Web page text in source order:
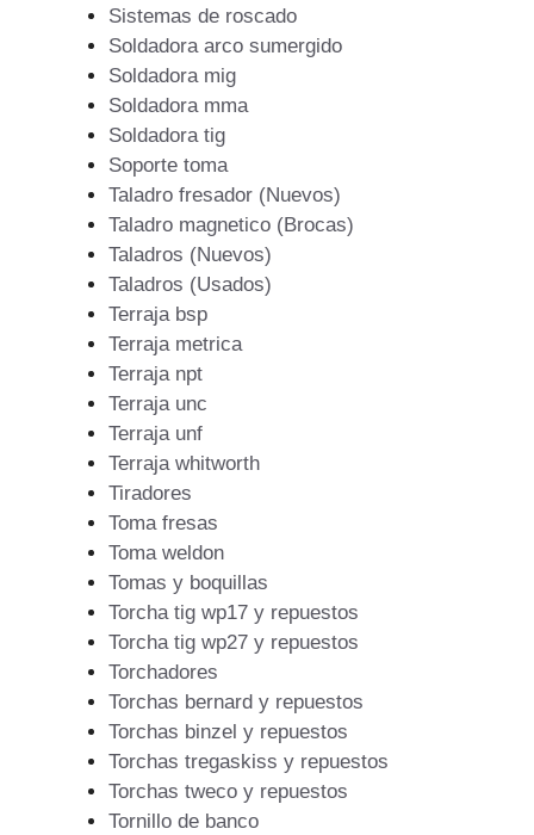
Sistemas de roscado
Soldadora arco sumergido
Soldadora mig
Soldadora mma
Soldadora tig
Soporte toma
Taladro fresador (Nuevos)
Taladro magnetico (Brocas)
Taladros (Nuevos)
Taladros (Usados)
Terraja bsp
Terraja metrica
Terraja npt
Terraja unc
Terraja unf
Terraja whitworth
Tiradores
Toma fresas
Toma weldon
Tomas y boquillas
Torcha tig wp17 y repuestos
Torcha tig wp27 y repuestos
Torchadores
Torchas bernard y repuestos
Torchas binzel y repuestos
Torchas tregaskiss y repuestos
Torchas tweco y repuestos
Tornillo de banco